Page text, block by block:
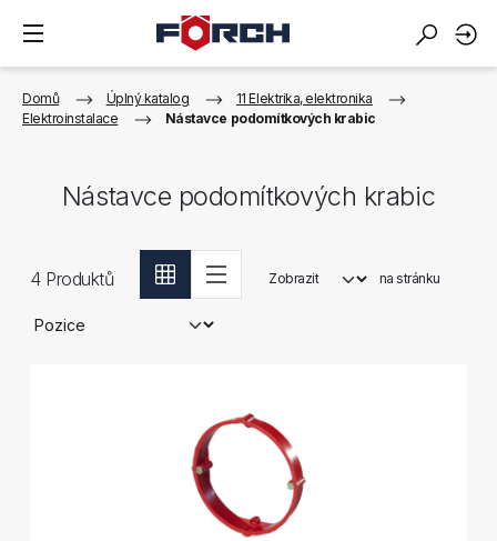
Domů Úplný katalog
11 Elektrika, elektronika
Elektroinstalace
Nástavce podomítkových krabic
Nástavce podomítkových krabic
4Produktů Zobrazit na stránku